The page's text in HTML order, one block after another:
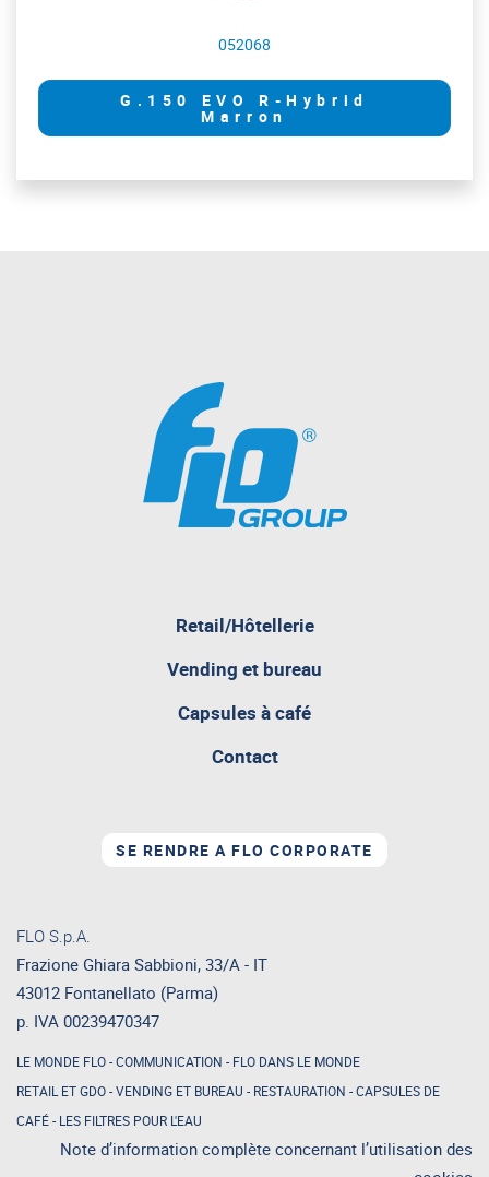
052068
G.150 EVO R-Hybrid
Marron
Retail/Hôtellerie
Vending et bureau
Capsules à café
Contact
SE RENDRE A FLO CORPORATE
FLO S.p.A.
Frazione Ghiara Sabbioni, 33/A - IT
43012 Fontanellato (Parma)
p. IVA 00239470347
LE MONDE FLO-COMMUNICATION - FLO DANS LE MONDE
RETAIL ET GDO-VENDING ET BUREAU - RESTAURATION -CAPSULES DE
CAFÉ- LES FILTRES POUR L'EAU
Note d’information complète concernant l’utilisation des